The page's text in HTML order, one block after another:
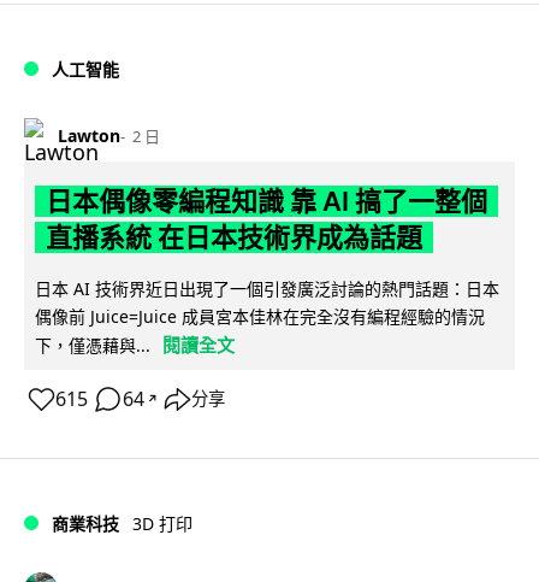
人工智能
Lawton 2 日
日本偶像零編程知識 靠 AI 搞了一整個
直播系統 在日本技術界成為話題
日本 AI 技術界近日出現了一個引發廣泛討論的熱門話題：日本
偶像前 Juice=Juice 成員宮本佳林在完全沒有編程經驗的情況
下，僅憑藉與...
閱讀全文
615 64 ↗ 分享
商業科技 3D 打印